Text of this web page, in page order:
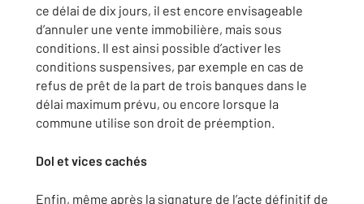
ce délai de dix jours, il est encore envisageable
d’annuler une vente immobilière, mais sous
conditions. Il est ainsi possible d’activer les
conditions suspensives, par exemple en cas de
refus de prêt de la part de trois banques dans le
délai maximum prévu, ou encore lorsque la
commune utilise son droit de préemption.
Dol et vices cachés
Enfin, même après la signature de l’acte définitif de